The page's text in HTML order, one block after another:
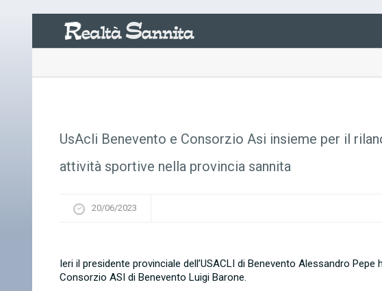
UsAcli Benevento e Consorzio Asi insieme per il
attività sportive nella provincia sannita
20/06/2023
Ieri il presidente provinciale dell’USACLI di Benevento Alessandro
Consorzio ASI di Benevento Luigi Barone.